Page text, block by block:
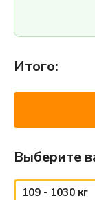
Итого:
Выберите
109 - 1030 кг